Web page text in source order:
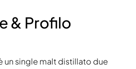
& Profilo
un single malt distillato due